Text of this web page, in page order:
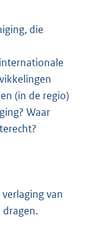
die
(in de regio)
Waar
van